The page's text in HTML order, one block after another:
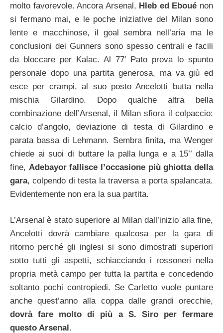
molto favorevole. Ancora Arsenal, Hleb ed Eboué non
si fermano mai, e le poche iniziative del Milan sono
lente e macchinose, il goal sembra nell’aria ma le
conclusioni dei Gunners sono spesso centrali e facili
da bloccare per Kalac. Al 77’ Pato prova lo spunto
personale dopo una partita generosa, ma va giù ed
esce per crampi, al suo posto Ancelotti butta nella
mischia Gilardino. Dopo qualche altra bella
combinazione dell’Arsenal, il Milan sfiora il colpaccio:
calcio d’angolo, deviazione di testa di Gilardino e
parata bassa di Lehmann. Sembra finita, ma Wenger
chiede ai suoi di buttare la palla lunga e a 15’’ dalla
fine, Adebayor fallisce l’occasione più ghiotta della
gara, colpendo di testa la traversa a porta spalancata.
Evidentemente non era la sua partita.
L’Arsenal è stato superiore al Milan dall’inizio alla fine,
Ancelotti dovrà cambiare qualcosa per la gara di
ritorno perché gli inglesi si sono dimostrati superiori
sotto tutti gli aspetti, schiacciando i rossoneri nella
propria metà campo per tutta la partita e concedendo
soltanto pochi contropiedi. Se Carletto vuole puntare
anche quest’anno alla coppa dalle grandi orecchie,
dovrà fare molto di più a S. Siro per fermare
questo Arsenal.